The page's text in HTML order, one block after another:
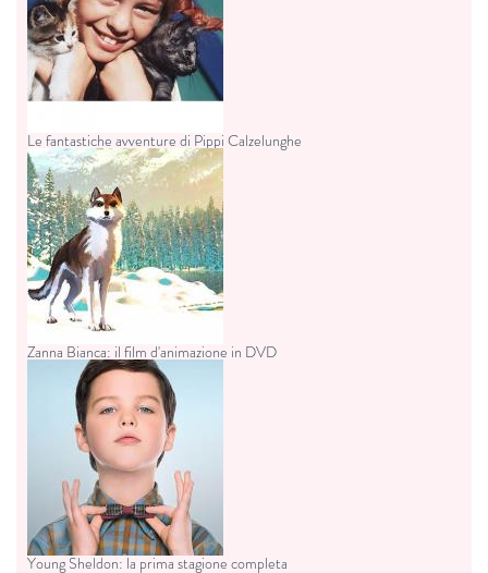
Le fantastiche avventure di Pippi Calzelunghe
Zanna Bianca: il film d'animazione in DVD
Young Sheldon: la prima stagione completa